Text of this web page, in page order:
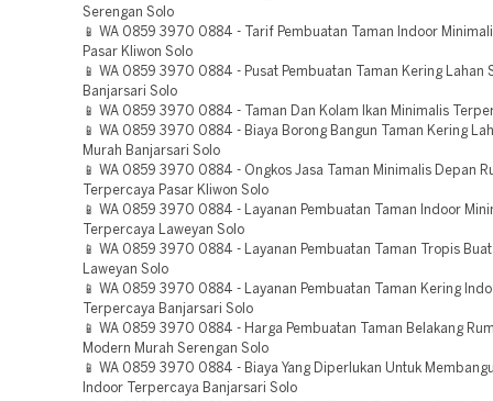
Serengan Solo
📱 WA 0859 3970 0884 - Tarif Pembuatan Taman Indoor
Pasar Kliwon Solo
📱 WA 0859 3970 0884 - Pusat Pembuatan Taman Kering Lahan
Banjarsari Solo
📱 WA 0859 3970 0884 - Taman Dan Kolam Ikan Minimalis
📱 WA 0859 3970 0884 - Biaya Borong Bangun Taman Kering
Murah Banjarsari Solo
📱 WA 0859 3970 0884 - Ongkos Jasa Taman Minimalis Depan
Terpercaya Pasar Kliwon Solo
📱 WA 0859 3970 0884 - Layanan Pembuatan Taman Indoor
Terpercaya Laweyan Solo
📱 WA 0859 3970 0884 - Layanan Pembuatan Taman Tropis
Laweyan Solo
📱 WA 0859 3970 0884 - Layanan Pembuatan Taman Kering
Terpercaya Banjarsari Solo
📱 WA 0859 3970 0884 - Harga Pembuatan Taman Belakang
Modern Murah Serengan Solo
📱 WA 0859 3970 0884 - Biaya Yang Diperlukan Untuk
Indoor Terpercaya Banjarsari Solo